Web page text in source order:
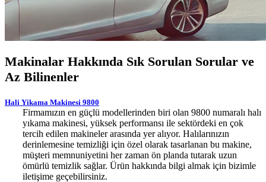
Makinalar Hakkında Sık Sorulan Sorular ve
Az Bilinenler
Hali Yikama Makinesi 9800
Firmamızın en güçlü modellerinden biri olan 9800 numaralı halı
yıkama makinesi, yüksek performansı ile sektördeki en çok
tercih edilen makineler arasında yer alıyor. Halılarınızın
derinlemesine temizliği için özel olarak tasarlanan bu makine,
müşteri memnuniyetini her zaman ön planda tutarak uzun
ömürlü temizlik sağlar. Ürün hakkında bilgi almak için bizimle
iletişime geçebilirsiniz.